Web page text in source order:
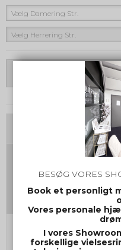
Vælg Damering Str.
Vælg Herrering Str.
Gravering damering
(Max 30 tegn inkl
(Max 30 tegn inkl
BESØG VORES
Book et personligt
Vores personale
I vores
forskellige